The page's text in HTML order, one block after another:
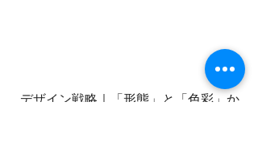
デザイン戦略｜「形態」と「色彩」か